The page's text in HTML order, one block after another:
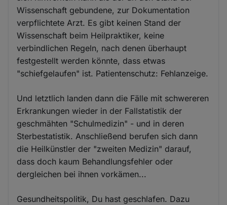
Wissenschaft gebundene, zur Dokumentation
verpflichtete Arzt. Es gibt keinen Stand der
Wissenschaft beim Heilpraktiker, keine
verbindlichen Regeln, nach denen überhaupt
festgestellt werden könnte, dass etwas
"schiefgelaufen" ist. Patientenschutz: Fehlanzeige.
Und letztlich landen dann die Fälle mit schwereren
Erkrankungen wieder in der Fallstatistik der
geschmähten "Schulmedizin" - und in deren
Sterbestatistik. Anschließend berufen sich dann
die Heilkünstler der "zweiten Medizin" darauf,
dass doch kaum Behandlungsfehler oder
dergleichen bei ihnen vorkämen...
Gesundheitspolitik, Du hast geschlafen. Dazu